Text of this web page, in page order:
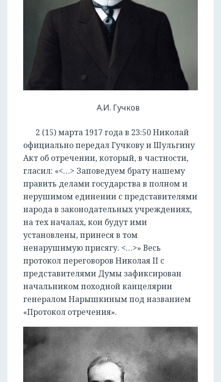
А.И. Гучков
2 (15) марта 1917 года в 23:50 Николай
официально передал Гучкову и Шульгину
Акт об отречении, который, в частности,
гласил: «<…> Заповедуем брату нашему
править делами государства в полном и
нерушимом единении с представителями
народа в законодательных учреждениях,
на тех началах, кои будут ими
установлены, принеся в том
ненарушимую присягу. <…>» Весь
протокол переговоров Николая II с
представителями Думы зафиксирован
начальником походной канцелярии
генералом Нарышкиным под названием
«Протокол отречения».